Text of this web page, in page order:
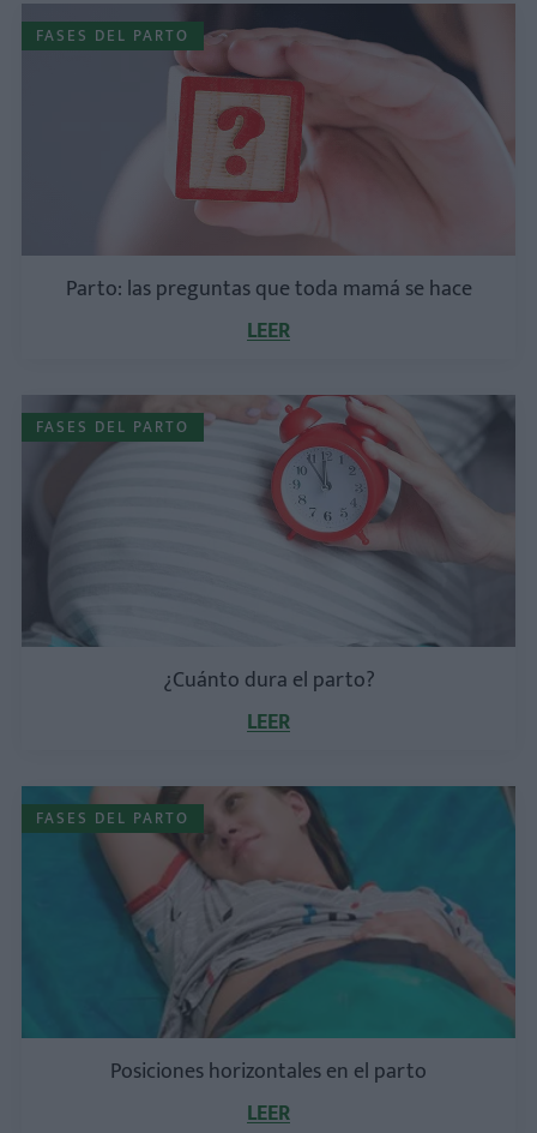
FASES DEL PARTO
Parto: las preguntas que toda mamá se hace
LEER
FASES DEL PARTO
¿Cuánto dura el parto?
LEER
FASES DEL PARTO
Posiciones horizontales en el parto
LEER